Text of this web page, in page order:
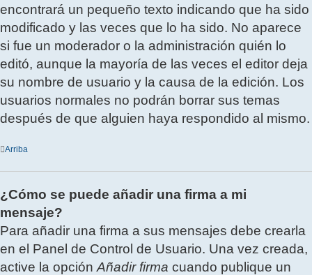
encontrará un pequeño texto indicando que ha sido
modificado y las veces que lo ha sido. No aparece
si fue un moderador o la administración quién lo
editó, aunque la mayoría de las veces el editor deja
su nombre de usuario y la causa de la edición. Los
usuarios normales no podrán borrar sus temas
después de que alguien haya respondido al mismo.
Arriba
¿Cómo se puede añadir una firma a mi
mensaje?
Para añadir una firma a sus mensajes debe crearla
en el Panel de Control de Usuario. Una vez creada,
active la opción Añadir firma cuando publique un